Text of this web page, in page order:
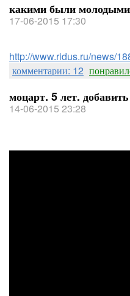
какими были молодыми
17-06-2015 17:30
http://www.ridus.ru/news/
комментарии: 12
моцарт. 5 лет.
14-06-2015 23:28